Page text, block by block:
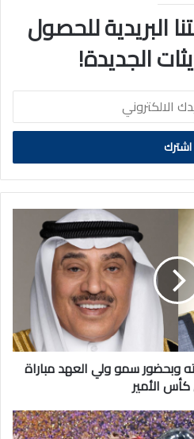
البريدية للحصول
الجديدة!
وبحضور سمو ولي العهد مباراة
الأمير